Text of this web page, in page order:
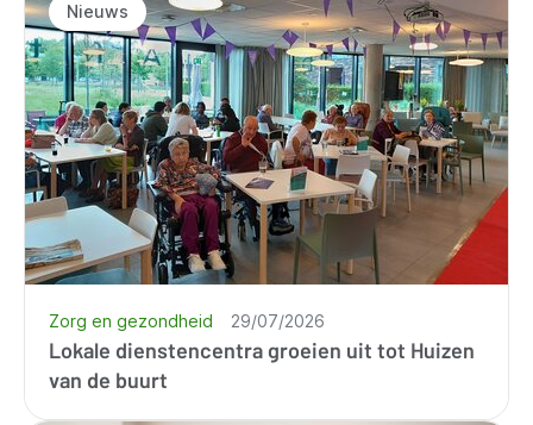
Nieuws
Lokale dienstencentra groeien uit tot Huizen
van de buurt
Zorg en gezondheid 29/07/2026